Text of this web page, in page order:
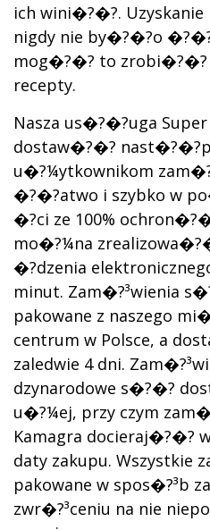
ich wini�?�?. Uzyskanie
nigdy nie by�?�?o
mog�?�? to zrobi�?�?
recepty.
Nasza us�?�?uga
dostaw�?�?
u�?¼ytkownikom
�?�?atwo i szybko w
�?ci ze 100%
mo�?¼na
�?dzenia
minut. Zam�?³wienia
pakowane z naszego
centrum w Polsce, a
zaledwie 4 dni.
dzynarodowe s�?�?
u�?¼ej, przy czym
Kamagra docieraj�?�?
daty zakupu. Wszystkie
pakowane w spos�?³b
zwr�?³ceniu na nie